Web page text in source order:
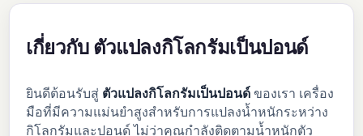
เกี่ยวกับ ตัวแปลงกิโลกรัมเป็นปอนด์
ยินดีต้อนรับสู่ ตัวแปลงกิโลกรัมเป็นปอนด์ของเรา เครื่อง
มือที่มีความแม่นยำสูงสำหรับการแปลงน้ำหนักระหว่าง
กิโลกรัมและปอนด์ ไม่ว่าคุณกำลังติดตามน้ำหนักตัว